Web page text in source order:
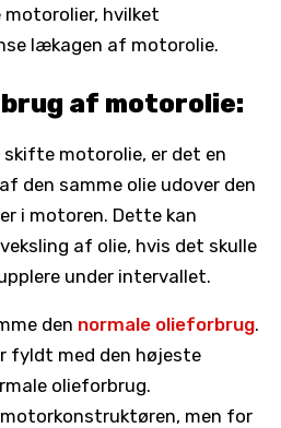
motorolier, hvilket
lækagen af motorolie.
af motorolie:
motorolie, er det en
den samme olie udover den
i motoren. Dette kan
af olie, hvis det skulle
under intervallet.
den normale olieforbrug.
fyldt med den højeste
olieforbrug.
men for